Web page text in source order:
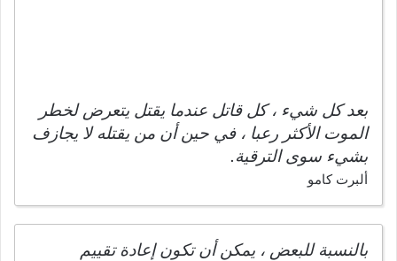
بعد كل شيء ، كل قاتل عندما يقتل يتعرض لخطر
الموت الأكثر رعبا ، في حين أن من يقتله لا يجازف
بشيء سوى الترقية.
ألبرت كامو
بالنسبة للبعض ، يمكن أن تكون إعادة تقييم